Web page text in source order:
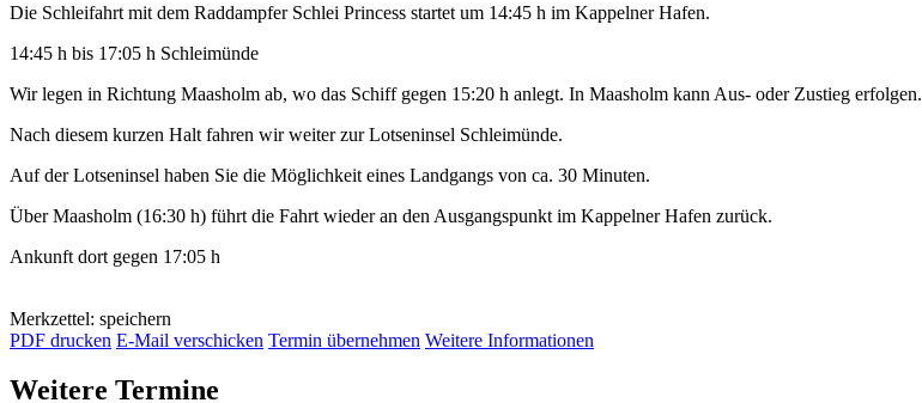
Die Schleifahrt mit dem Raddampfer Schlei Princess startet um 14:45 h im Kappelner Hafen.
14:45 h bis 17:05 h Schleimünde
Wir legen in Richtung Maasholm ab, wo das Schiff gegen 15:20 h anlegt. In Maasholm kann Aus- oder Zustieg erfolgen.
Nach diesem kurzen Halt fahren wir weiter zur Lotseninsel Schleimünde.
Auf der Lotseninsel haben Sie die Möglichkeit eines Landgangs von ca. 30 Minuten.
Über Maasholm (16:30 h) führt die Fahrt wieder an den Ausgangspunkt im Kappelner Hafen zurück.
Ankunft dort gegen 17:05 h
Merkzettel: speichern
PDF drucken E-Mail verschicken Termin übernehmen Weitere Informationen
Weitere Termine